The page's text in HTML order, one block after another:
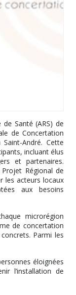
de Santé (ARS) de
de Concertation
André. Cette
incluant élus
et partenaires.
Régional de
les acteurs locaux
aux besoins
microrégion
de concertation
Parmi les
éloignées
l’installation de